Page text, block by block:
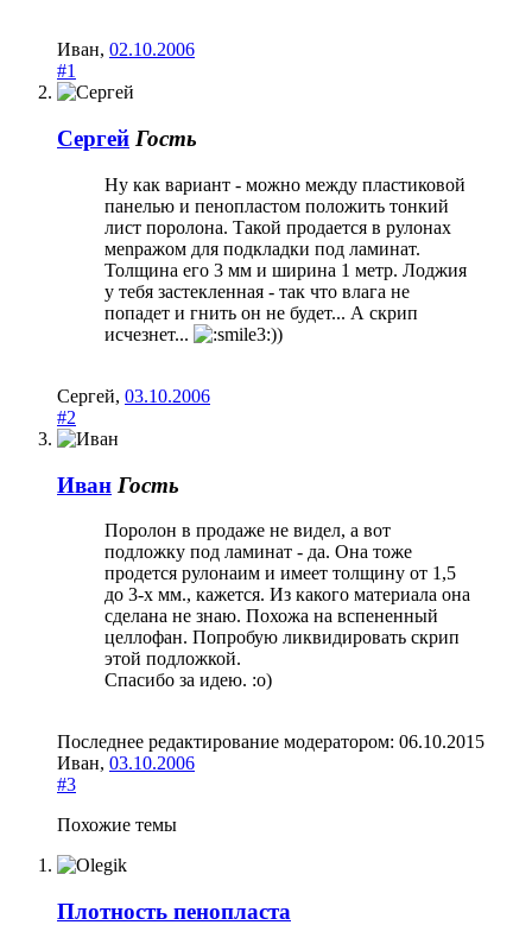
Иван, 02.10.2006
#1
Сергей Гость
Ну как вариант - можно между пластиковой
панелью и пенопластом положить тонкий
лист поролона. Такой продается в рулонах
меnражом для подкладки под ламинат.
Толщина его 3 мм и ширина 1 метр. Лоджия
у тебя застекленная - так что влага не
попадет и гнить он не будет... А скрип
исчезнет...
))
Сергей, 03.10.2006
#2
Иван Гость
Поролон в продаже не видел, а вот
подложку под ламинат - да. Она тоже
продется рулонаим и имеет толщину от 1,5
до 3-х мм., кажется. Из какого материала она
сделана не знаю. Похожа на вспененный
целлофан. Попробую ликвидировать скрип
этой подложкой.
Спасибо за идею. :о)
Последнее редактирование модератором: 06.10.2015
Иван, 03.10.2006
#3
Похожие темы
Плотность пенопласта